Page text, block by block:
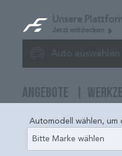
Unsere
Jetzt entdecken
Auto auswählen
ANGEBOTE
Automodell wählen, um
Bitte Marke wählen